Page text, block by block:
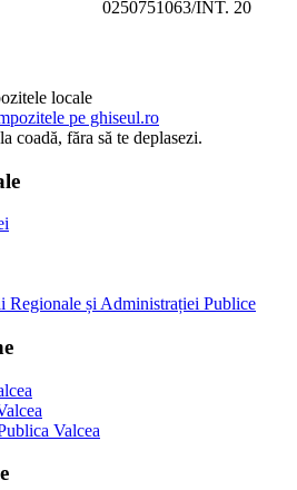
0250751063/INT. 20
locale
coadă, făra să te deplasezi.
și Administrației Publice
Valcea